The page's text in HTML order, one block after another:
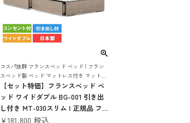
コスパ抜群 フランスベッド ベッド | フラン
スベッド製 ベッド マットレス付き マットレ
スセット ベッドセット ベット コンセント お
しゃれ コンパクト すのこ 収納 収納付き
【セット特価】フランスベッド ベ
ッド ワイドダブル BG-001 引き出
し付き MT-030スリム | 正規品 フラ
ンスベッド製 シングルベッド マッ
¥181,800 税込